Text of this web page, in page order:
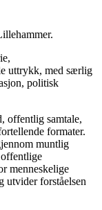
uttrykk, med særlig
politisk
offentlig samtale,
formater.
muntlig
menneskelige
utvider forståelsen